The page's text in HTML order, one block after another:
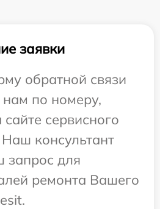
заявки
обратной связи
по номеру,
сервисного
консультант
запрос для
ремонта Вашего